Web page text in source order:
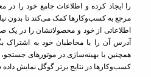
را ایجاد کرده و اطلاعات جامع خود را در
مرجع به کسب‌وکارها کمک می‌کند تا بدون
اطلاعاتی از خود و محصولاتشان را در یک
آدرس آن را با مخاطبان خود به اشتراک
همچنین با بهینه‌سازی در موتورهای
کسب‌وکارها در نتایج برتر گوگل نمایش داده